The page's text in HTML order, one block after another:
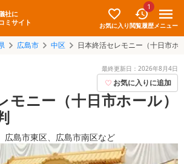
社に
ミサイト
お気に入り
1
閲覧履歴メニュー
広島市 中区 日本終活セレモニー（十日市ホ
最終更新日： 2026年8月4日
お気に入りに追加
モニー（十日市ホール）
広島市東区、 広島市南区など